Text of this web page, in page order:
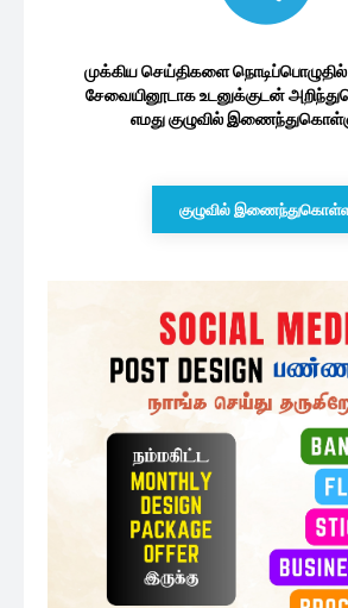
முக்கிய செய்திகளை
சேவையினூடாக உடனுக்குடன்
எமது குழுவில்
குழுவில்